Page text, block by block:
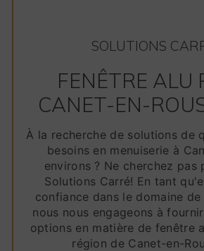
SOLUTIONS
FENÊTRE ALU
CANET-EN-
À la recherche de solutions de
besoins en menuiserie à
environs ? Ne cherchez pas
Solutions Carré! En tant
confiance dans le domaine de
nous nous engageons à
options en matière de fenêtre
région de Canet-en-